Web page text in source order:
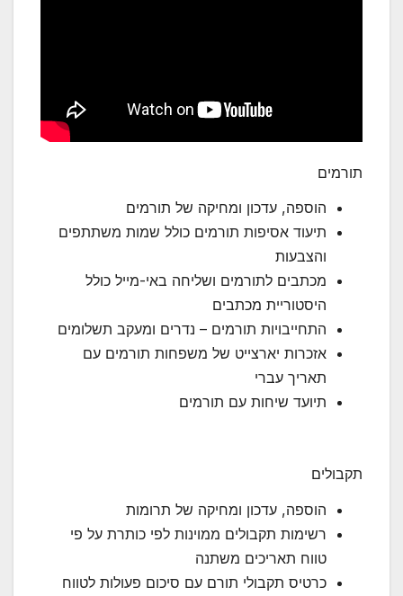
תורמים
הוספה, עדכון ומחיקה של תורמים
תיעוד אסיפות תורמים כולל שמות משתתפים
והצבעות
מכתבים לתורמים ושליחה באי-מייל כולל
היסטוריית מכתבים
התחייבויות תורמים – נדרים ומעקב תשלומים
אזכרות יארצייט של משפחות תורמים עם
תאריך עברי
תיועד שיחות עם תורמים
תקבולים
הוספה, עדכון ומחיקה של תרומות
רשימות תקבולים ממוינות לפי כותרת על פי
טווח תאריכים משתנה
כרטיס תקבולי תורם עם סיכום פעולות לטווח